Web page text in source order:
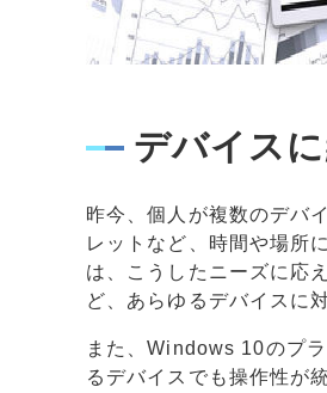
デバイス
昨今、個人が複数のデバ
レットなど、時間や場所
は、こうしたニーズに応
ど、あらゆるデバイスに
また、Windows 10のプ
るデバイスでも操作性が